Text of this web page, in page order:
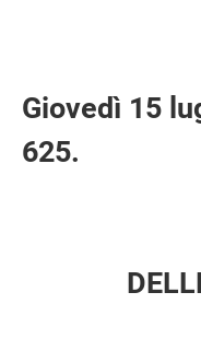
Giovedì 15
625.